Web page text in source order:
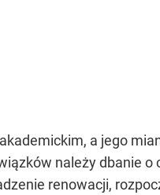
a jego
należy dbanie o
renowacji,